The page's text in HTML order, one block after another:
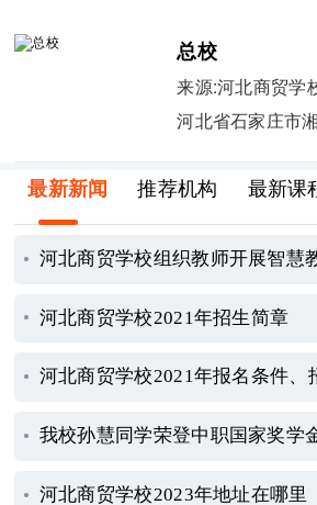
总校
来源:河北商贸学
河北省石家庄市
最新新闻 推荐机构 最新课
河北商贸学校组织教师开展智慧
河北商贸学校2021年招生简章
河北商贸学校2023年地址在哪里